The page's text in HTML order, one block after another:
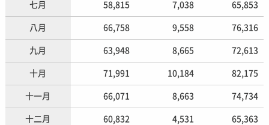
七月 58,815 7,038 65,853
八月 66,758 9,558 76,316
九月 63,948 8,665 72,613
十月 71,991 10,184 82,175
十一月 66,071 8,663 74,734
十二月 60,832 4,531 65,363